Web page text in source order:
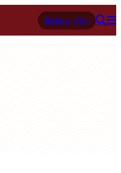
Radio en Vivo